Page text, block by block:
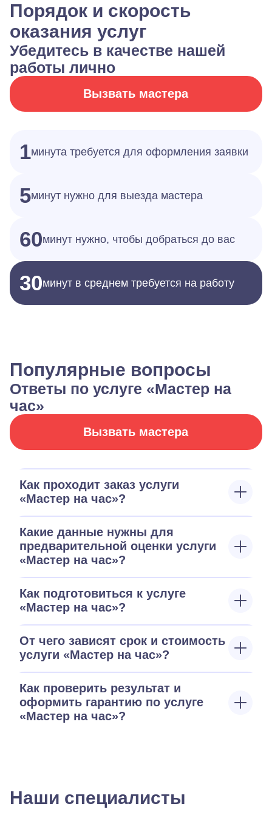
Порядок и скорость
оказания услуг
Убедитесь в качестве нашей
работы лично
Вызвать мастера
1минута требуется для оформления заявки
5минут нужно для выезда мастера
60минут нужно, чтобы добраться до вас
30минут в среднем требуется на работу
Популярные вопросы
Ответы по услуге «Мастер на
час»
Вызвать мастера
Как проходит заказ услуги
«Мастер на час»?
Какие данные нужны для
предварительной оценки услуги
«Мастер на час»?
Как подготовиться к услуге
«Мастер на час»?
От чего зависят срок и стоимость
услуги «Мастер на час»?
Как проверить результат и
оформить гарантию по услуге
«Мастер на час»?
Наши специалисты